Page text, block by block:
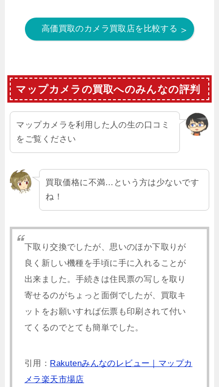
高価買取のカメラ買取店を比較する
マップカメラの買取へのみんなの評判
マップカメラを利用した人の生の口コミ
をご覧ください
買取価格に不満…という方は少ないです
ね！
下取り交換でしたが、思いのほか下取りが
良く新しい機種を手頃に手に入れることが
出来ました。 手続きは住民票の写しを取り
寄せるのがちょっと面倒でしたが、買取キ
ットをお願いすれば伝票も印刷されて付い
てくるのでとても簡単でした。
引用： Rakutenみんなのレビュー｜マップカ
メラ楽天市場店